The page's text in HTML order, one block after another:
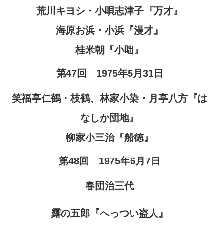
荒川キヨシ・小唄志津子『万才』
海原お浜・小浜『漫才』
桂米朝『小咄』
第47回 1975年5月31日
笑福亭仁鶴・枝鶴、林家小染・月亭八方『は
なしか団地』
柳家小三治『船徳』
第48回 1975年6月7日
春団治三代
露の五郎『へっつい盗人』